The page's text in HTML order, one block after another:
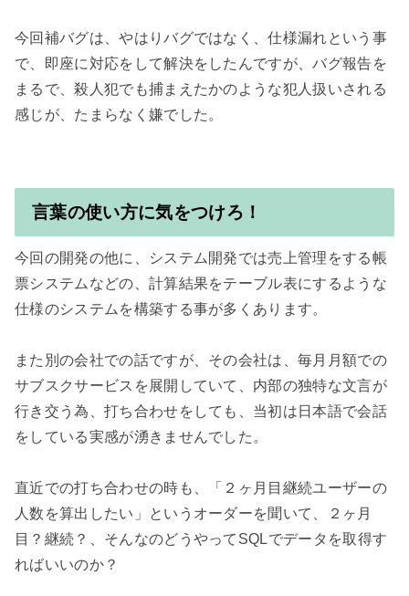
今回補バグは、やはりバグではなく、仕様漏れという事
で、即座に対応をして解決をしたんですが、バグ報告を
まるで、殺人犯でも捕まえたかのような犯人扱いされる
感じが、たまらなく嫌でした。
言葉の使い方に気をつけろ！
今回の開発の他に、システム開発では売上管理をする帳
票システムなどの、計算結果をテーブル表にするような
仕様のシステムを構築する事が多くあります。
また別の会社での話ですが、その会社は、毎月月額での
サブスクサービスを展開していて、内部の独特な文言が
行き交う為、打ち合わせをしても、当初は日本語で会話
をしている実感が湧きませんでした。
直近での打ち合わせの時も、「２ヶ月目継続ユーザーの
人数を算出したい」というオーダーを聞いて、２ヶ月
目？継続？、そんなのどうやってSQLでデータを取得す
ればいいのか？